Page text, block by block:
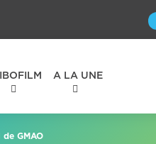
A LA UNE
GMAO